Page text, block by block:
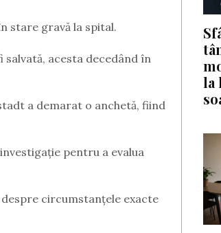
stare gravă la spital.
acesta decedând în
a demarat o anchetă, fiind
pentru a evalua
circumstanțele exacte
la